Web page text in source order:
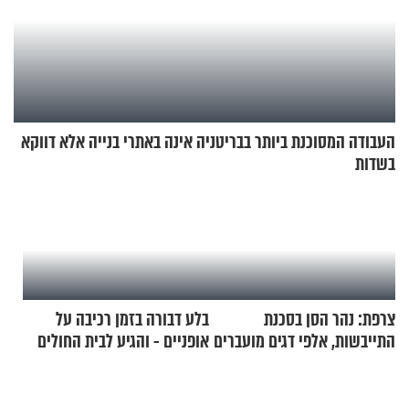
העבודה המסוכנת ביותר בבריטניה אינה באתרי בנייה אלא דווקא
בשדות
צרפת: נהר הסן בסכנת
התייבשות, אלפי דגים מועברים
בלע דבורה בזמן רכיבה על
אופניים - והגיע לבית החולים